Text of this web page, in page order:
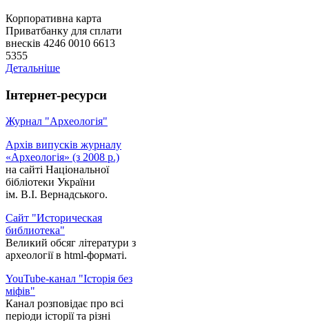
Корпоративна карта
Приватбанку для сплати
внесків 4246 0010 6613
5355
Детальніше
Інтернет-ресурси
Журнал "Археологія"
Архів випусків журналу
«Археологія» (з 2008 р.)
на сайті Національної
бібліотеки України
ім. В.І. Вернадського.
Сайт "Историческая
библиотека"
Великий обсяг літератури з
археології в html-форматі.
YouTube-канал "Історія без
міфів"
Канал розповідає про всі
періоди історії та різні